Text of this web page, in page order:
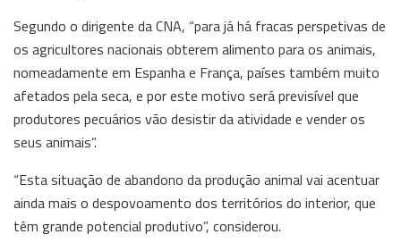
Segundo o dirigente da CNA, “para já há fracas perspetivas de
os agricultores nacionais obterem alimento para os animais,
nomeadamente em Espanha e França, países também muito
afetados pela seca, e por este motivo será previsível que
produtores pecuários vão desistir da atividade e vender os
seus animais”.
“Esta situação de abandono da produção animal vai acentuar
ainda mais o despovoamento dos territórios do interior, que
têm grande potencial produtivo”, considerou.